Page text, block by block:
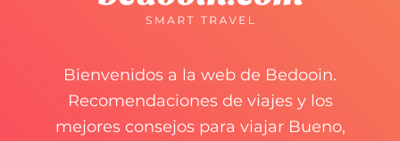
Bienvenidos a la web de Bedooin.
Recomendaciones de viajes y los
mejores consejos para viajar Bueno,